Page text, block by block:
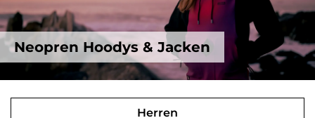
Neopren Hoodys & Jacken
Herren